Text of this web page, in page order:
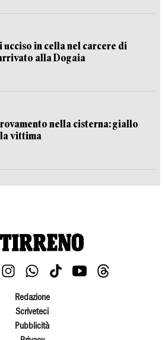
ucciso in cella nel carcere di
alla Dogaia
nella cisterna: giallo
la vittima
Redazione
Scriveteci
Pubblicità